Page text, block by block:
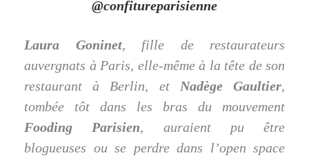
@confitureparisienne
Laura Goninet, fille de restaurateurs
auvergnats à Paris, elle-même à la tête de son
restaurant à Berlin, et Nadège Gaultier,
tombée tôt dans les bras du mouvement
Fooding Parisien, auraient pu être
blogueuses ou se perdre dans l’open space